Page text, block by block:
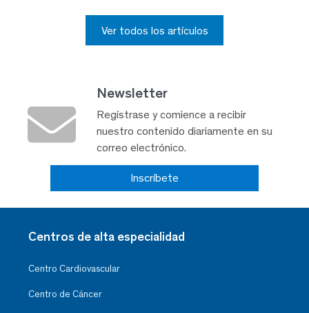
Ver todos los artículos
Newsletter
Regístrase y comience a recibir
nuestro contenido diariamente en su
correo electrónico.
Inscríbete
Centros de alta especialidad
Centro Cardiovascular
Centro de Cáncer